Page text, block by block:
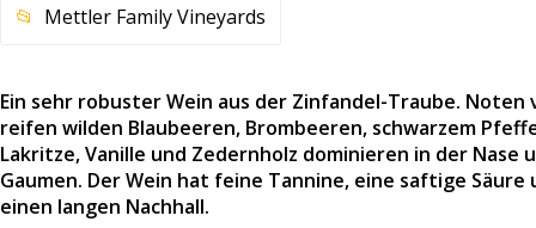
Mettler Family Vineyards
Ein sehr robuster Wein aus der Zinfandel-Traube. Noten
reifen wilden Blaubeeren, Brombeeren, schwarzem
Lakritze, Vanille und Zedernholz dominieren in der Nase
Gaumen. Der Wein hat feine Tannine, eine saftige Säure
einen langen Nachhall.